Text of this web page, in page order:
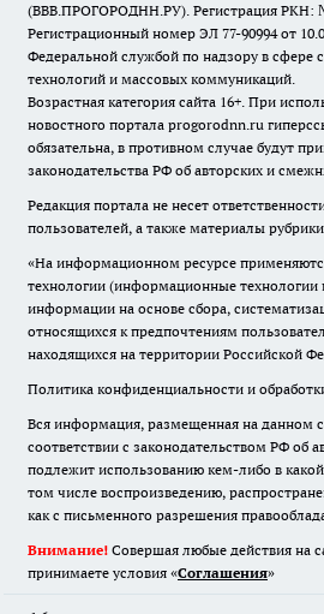
(ВВВ.ПРОГОРОДНН.РУ). Регистрация РКН:
Регистрационный номер ЭЛ 77-90994 от
Федеральной службой по надзору в сфере
технологий и массовых коммуникаций.
Возрастная категория сайта 16+. При
новостного портала progorodnn.ru
обязательна, в противном случае будут
законодательства РФ об авторских и
Редакция портала не несет
пользователей, а также материалы
«На информационном ресурсе
технологии (информационные технологии
информации на основе сбора,
относящихся к предпочтениям
находящихся на территории Российской
Политика конфиденциальности и
Вся информация, размещенная на данном
соответствии с законодательством РФ об
подлежит использованию кем-либо в
том числе воспроизведению,
как с письменного разрешения
Внимание! Совершая любые действия на
принимаете условия «Cоглашения»